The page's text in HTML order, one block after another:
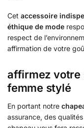
Cet accessoire
éthique de mode
respect de
affirmation de votre
affirmez votre
femme stylé
En portant notre
assurance, des